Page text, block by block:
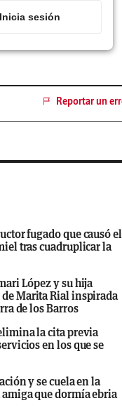
sesión
Reportar un
fugado que causó el
tras cuadruplicar la
López y su hija
Marita Rial inspirada
de los Barros
la cita previa
en los que se
y se cuela en la
que dormía ebria